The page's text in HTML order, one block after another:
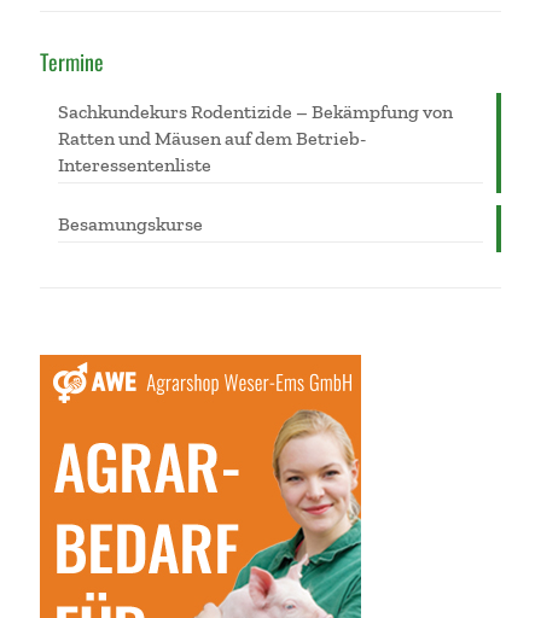
Termine
Sachkundekurs Rodentizide – Bekämpfung von
Ratten und Mäusen auf dem Betrieb-
Interessentenliste
Besamungskurse